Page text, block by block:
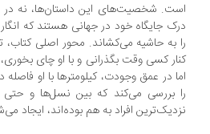
شخصیت‌های این داستان‌ها، نه در پی
جایگاه خود در جهانی هستند که انگار هر
به حاشیه می‌کشاند. محور اصلی کتاب،
کسی وقت بگذرانی و با او چای بخوری،
در عمق وجودت، کیلومترها با او فاصله داشته
بررسی می‌کند که بین نسل‌ها و حتی میان
افراد به هم بوده‌اند، ایجاد می‌شود.